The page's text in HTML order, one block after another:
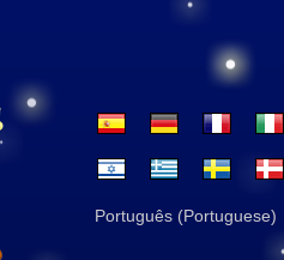
Português (Portuguese)